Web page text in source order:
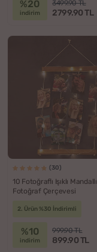
%20
indirim
3499.90 TL
2799.90 TL
(30)
10 Fotoğraflı Işıklı Mandallı
Fotoğraf Çerçevesi
2. Ürün %30 İndirimli
%10
indirim
999.90 TL
899.90 TL